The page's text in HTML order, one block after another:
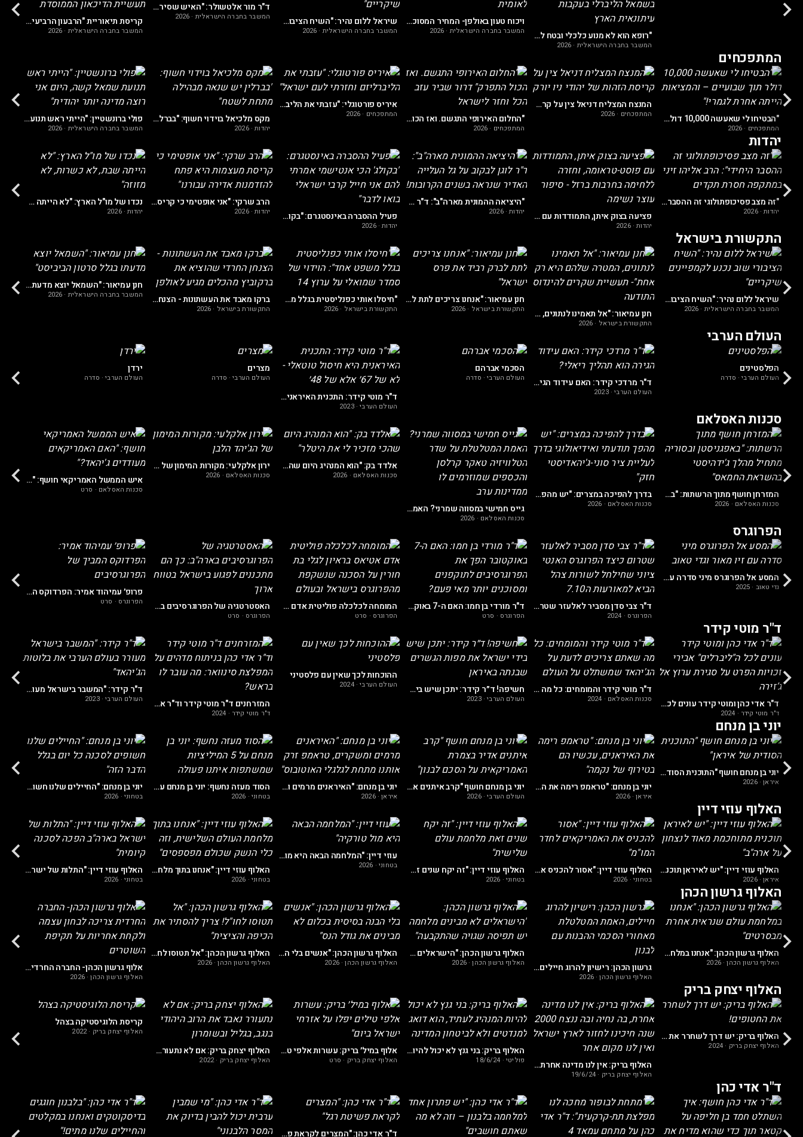
"רופא הוא לא מנוע כלכלי ובטח לא מעצב גרפי" סערה בשמאל הליברלי בעקבות עיתונאית הארץ
המשבר בחברה הישראלית·
2026
ויכוח טעון באולפן- המחיר המסוכן של הפייסנות הדתית לאומית
המשבר בחברה הישראלית·
2026
שיראל ללום נהיר: "השיח הציבורי שוב נכנע לקמפיינים שיקריים"
המשבר בחברה הישראלית·
2026
ד"ר מור אלטשולר: "האיש שסירס את רוח לוחמי צה"ל"
המשבר בחברה הישראלית·
2026 קריסת תיאוריית "הרבעון הרביעי" הרב חגי לונדין יוצא נגד תעשיית הדיכאון הממוסדת
המשבר בחברה הישראלית·
2026
המתפכחים
"הבטיחו לי שאעשה 10,000 דולר תוך שבועיים – והמציאות הייתה אחרת לגמרי!"
המתפכחים ·
2026
המנצח המצליח דניאל צין על קריסת הזהות של יהודי ניו יורק
המתפכחים ·
2026 "החלום האירופי התגשם. ואז הכול התפרק" דרור שביר עזב הכל וחזר לישראל
המתפכחים ·
2026
איריס פורטוגלי: "עזבתי את הליברליזם וחזרתי לעם ישראל"
המתפכחים ·
2026 מקס מלכיאל בוידוי חשוף: "בברלין יש שנאה מבהילה מתחת לשטח"
יהדות·
2026
פולי ברונשטיין: "הייתי ראש תנועת שמאל קשה, היום אני רוצה מדינה יותר יהודית"
המשבר בחברה הישראלית·
2026
יהדות
"זה מצב פסיכופתולוגי זה ההסבר היחידי": הרב אליהו זיני במתקפה חסרת תקדים
יהדות·
2026 פציעה בצוק איתן, התמודדות עם פוסט-טראומה, וחזרה ללחימה בחרבות ברזל - סיפור עוצר נשימה
יהדות·
2026
"היציאה ההמונית מארה"ב": ד"ר לוגן לבקוב על גל העלייה האדיר שנראה בשנים הקרובות!
יהדות·
2026 פעיל ההסברה באינסטגרם: "בקולג' הכי אנטישמי אמרתי להם אני חייל קרבי ישראלי בואו לדבר"
יהדות·
2026
הרב שרקי: "אני אופטימי כי קריסת מעצמות היא פתח להזדמנות אדירה עבורנו"
יהדות·
2026
נכדו של מו"ל הארץ: "לא הייתה שבת, לא כשרות, לא מזוזה"
יהדות·
2026
התקשורת בישראל
שיראל ללום נהיר: "השיח הציבורי שוב נכנע לקמפיינים שיקריים"
המשבר בחברה הישראלית·
2026 חנן עמיאור: "אל תאמינו לנתונים, המטרה שלהם היא רק אחת"- תעשיית שקרים להינדוס התודעה
התקשורת בישראל ·
2026
חנן עמיאור: "אנחנו צריכים לתת לברק רביד את פרס ישראל"
התקשורת בישראל ·
2026
"חיסלו אותי כפנליסטית בגלל משפט אחד": הוידוי של סמדר שמואלי על ערוץ 14
התקשורת בישראל ·
2026
ברקו מאבד את העשתונות - הצנחן החרדי שהוציא את ברקוביץ מהכלים מגיע לאולפן
התקשורת בישראל ·
2026
חנן עמיאור: "השמאל יוצא מדעתו בגלל סרטון הביביסט"
המשבר בחברה הישראלית·
2026
העולם הערבי
הפלסטינים
העולם הערבי· סדרה ד"ר מרדכי קידר: האם עידוד הגירה הוא תהליך ריאלי?
העולם הערבי·
2023
הסכמי אברהם
העולם הערבי· סדרה
ד"ר מוטי קידר: התכנית האיראנית היא חיסול טוטאלי - לא של 67׳ אלא של 48׳
העולם הערבי·
2023
מצרים
העולם הערבי· סדרה
ירדן
העולם הערבי· סדרה
סכנות האסלאם
המזרחן חושף מתוך הרשתות: "באפגניסטן ובסוריה מתחיל מהלך ג'ידהיסטי בהשראת החמאס"
סכנות האסלאם ·
2026
בדרך להפיכה במצרים: "יש מהפך תודעתי ואידיאולוגי בדרך לעליית ציר סוני-ג'יהאדיסטי חזק"
סכנות האסלאם ·
2026 גייס חמישי במסווה שמרני? האמת המטלטלת על שדר הטלוויזיה טאקר קרלסן והכספים שמוזרמים לו ממדינות ערב
סכנות האסלאם ·
2026
אלדד בק: "הוא המנהיג היום שהכי מזכיר לי את היטלר"
סכנות האסלאם ·
2026
ירון אלקלעי: מקורות המימון של הג'יהד הלבן
סכנות האסלאם ·
2026 איש הממשל האמריקאי חושף: "האם האמריקאים מעודדים ג'יהאד?"
סכנות האסלאם · סרט
הפרוגרס
המסע אל הפרוגרס מיני סדרה עם זיו מאור וגדי טאוב
גדי טאוב ·
2025
ד"ר צבי סדן מסביר לאלעזר שטרום כיצד הפרוגרס האנטי ציוני שחילחל לשורות צהל הביא למאורעות ה7.10
הפרוגרס ·
2024
ד"ר מורדי בן חמו: האם ה-7 באוקטובר הפך את הפרוגרסיבים לתוקפנים ומסוכנים יותר מאי פעם?
הפרוגרס · סרט
המומחה לכלכלה פוליטית אדם אטיאס בראיון לגלי בת חורין על הסכנה שנשקפת מהפרוגרס בישראל ובעולם
הפרוגרס · סרט
האסטרטגיה של הפרוגרסיבים בארה"ב: כך הם מתכננים לפגוע בישראל בטווח ארוך
הפרוגרס · סרט
פרופ׳ עמיהוד אמיר: הפרדוקס המביך של הפרוגרסיבים
הפרוגרס · סרט
ד"ר מוטי קידר
ד"ר אדי כהן ומוטי קידר עונים לכל ה"ליברלים" אבירי זכויות הפרט על סגירת ערוץ אל ג’זירה
ד"ר מוטי קידר ·
2024
ד"ר מוטי קידר והמומחים: כל מה שאתם צריכים לדעת על הג'יהאד שמשתלט על העולם
סכנות האסלאם ·
2024
חשיפה! ד״ר קידר: יתכן שיש בידי ישראל את מפות הגשרים שבנתה באיראן
העולם הערבי·
2023
ההוכחות לכך שאין עם פלסטיני
העולם הערבי·
2024
המזרחנים ד"ר מוטי קידר וד"ר אדי כהן בניתוח מדהים על המפלצת סינוואר: מה עובר לו בראש?
ד"ר מוטי קידר ·
2024
ד"ר קידר: "המשבר בישראל מעורר בעולם הערבי את בלוטות הג'יהאד"
העולם הערבי·
2023
יוני בן מנחם
יוני בן מנחם חושף "התוכנית הסודית של איראן"
איראן·
2026 יוני בן מנחם: "טראמפ רימה את האיראנים, עכשיו הם בטירוף של נקמה"
איראן·
2026
יוני בן מנחם חושף "קרב איתנים אדיר בצמרת האמריקאית על הסכם לבנון"
העולם הערבי·
2026
יוני בן מנחם: "האיראנים מרמים ומשקרים, טראמפ זרק אותנו מתחת לגלגלי האוטובוס"
איראן·
2026
הסוד מעזה נחשף: יוני בן מנחם על 5 המיליציות שמשתפות איתנו פעולה
בטחוני·
2026
יוני בן מנחם: "החיילים שלנו חשופים לסכנה כל יום בגלל הדבר הזה"
בטחוני·
2026
האלוף עוזי דיין
האלוף עוזי דיין: "יש לאיראן תוכנית מתוחכמת מאוד לנצחון על ארה"ב"
איראן·
2026
האלוף עוזי דיין: "אסור להכניס את האמריקאים לחדר המו"מ"
בטחוני·
2026
האלוף עוזי דיין: "זה יקח שנים זאת מלחמת עולם שלישית"
בטחוני·
2026
עוזי דיין: "המלחמה הבאה היא מול טורקיה"
בטחוני·
2026 האלוף עוזי דיין: "אנחנו בתוך מלחמת העולם השלישית, וזה כלי הנשק שכולם מפספסים"
בטחוני·
2026
האלוף עוזי דיין: "התלות של ישראל בארה"ב הפכה לסכנה קיומית"
בטחוני·
2026
האלוף גרשון הכהן
האלוף גרשון הכהן: "אנחנו במלחמת עולם שנראית אחרת מבסרטים"
האלוף גרשון הכהן·
2026 גרשון הכהן: רישיון להרוג חיילים, האמת המטלטלת מאחורי הסכמי ההבנות עם לבנון
האלוף גרשון הכהן·
2026
האלוף גרשון הכהן: "הישראלים לא מבינים מלחמה יש תפיסה שגויה שהתקבעה"
האלוף גרשון הכהן·
2026
האלוף גרשון הכהן: "אנשים בלי הבנה בסיסית בכלום לא מבינים את גודל הנס"
האלוף גרשון הכהן·
2026
האלוף גרשון הכהן: "אל תטוסו לחו"ל! צריך להסתיר את הכיפה והציצית"
האלוף גרשון הכהן·
2026 אלוף גרשון הכהן- החברה החרדית צריכה לבחון עצמה ולקחת אחריות על תקיפת השוטרים
האלוף גרשון הכהן·
2026
האלוף יצחק בריק
האלוף בריק: יש דרך לשחרר את החטופים!
האלוף יצחק בריק ·
2024
האלוף בריק: אין לנו מדינה אחרת, בה נחיה ובה ננצח 2000 שנה חיכינו לחזור לארץ ישראל ואין לנו מקום אחר
האלוף יצחק בריק ·
19/6/24
האלוף בריק: בני גנץ לא יכול להיות המנהיג לעתיד, הוא דואג למנדטים ולא לביטחון המדינה
פוליטי·
18/6/24
אלוף במיל׳ בריק: עשרות אלפי טילים יפלו על אזרחי ישראל ביום"
האלוף יצחק בריק · סרט
האלוף יצחק בריק: אם לא נתעורר נאבד את הרוב היהודי בנגב, בגליל ובשומרון
האלוף יצחק בריק ·
2022
קריסת הלוגיסטיקה בצהל
האלוף יצחק בריק ·
2022
ד"ר אדי כהן
ד"ר אדי כהן: "המצרים לקראת פשיטת רגל"